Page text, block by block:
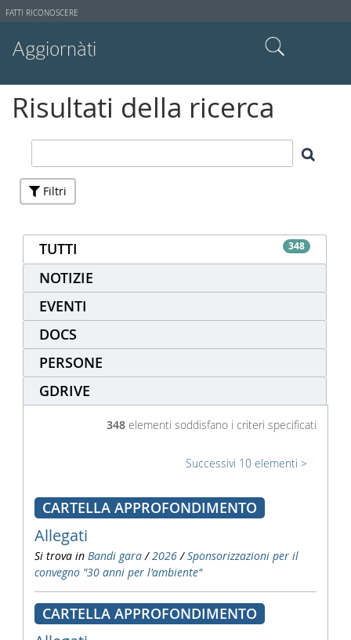
Strumenti
FATTI RICONOSCERE
Aggiornàti
Ricerca avanzata…
Risultati della ricerca
Filtri
TUTTI 348
NOTIZIE
EVENTI
DOCS
PERSONE
GDRIVE
348 elementi soddisfano i criteri specificati
Successivi 10 elementi
CARTELLA APPROFONDIMENTO
Allegati
Si trova in Bandi gara /2026 /Sponsorizzazioni per il
convegno "30 anni per l'ambiente"
CARTELLA APPROFONDIMENTO